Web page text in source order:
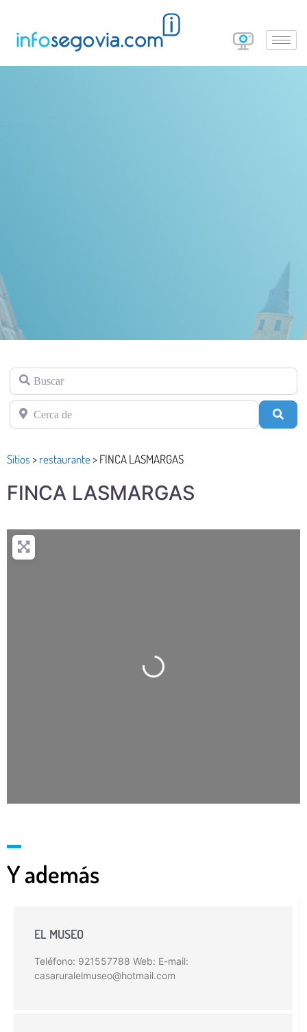
Buscar
Cerca de
Sitios >restaurante>FINCA LASMARGAS
FINCA LASMARGAS
Cargando…
Y además
EL MUSEO
Teléfono: 921557788 Web: E-mail:
casaruralelmuseo@hotmail.com